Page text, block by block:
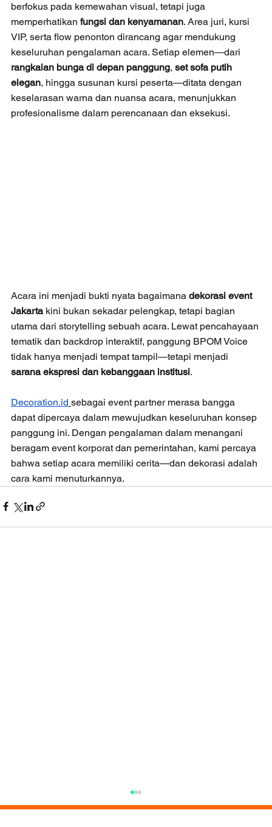
berfokus pada kemewahan visual, tetapi juga
memperhatikan fungsi dan kenyamanan. Area juri, kursi
VIP, serta flow penonton dirancang agar mendukung
keseluruhan pengalaman acara. Setiap elemen—dari
rangkaian bunga di depan panggung, set sofa putih
elegan, hingga susunan kursi peserta—ditata dengan
keselarasan warna dan nuansa acara, menunjukkan
profesionalisme dalam perencanaan dan eksekusi.
Acara ini menjadi bukti nyata bagaimana dekorasi event
Jakarta kini bukan sekadar pelengkap, tetapi bagian
utama dari storytelling sebuah acara. Lewat pencahayaan
tematik dan backdrop interaktif, panggung BPOM Voice
tidak hanya menjadi tempat tampil—tetapi menjadi
sarana ekspresi dan kebanggaan institusi.
Decoration.id sebagai event partner merasa bangga
dapat dipercaya dalam mewujudkan keseluruhan konsep
panggung ini. Dengan pengalaman dalam menangani
beragam event korporat dan pemerintahan, kami percaya
bahwa setiap acara memiliki cerita—dan dekorasi adalah
cara kami menuturkannya.